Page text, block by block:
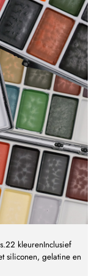
kleurenInclusief
siliconen, gelatine en